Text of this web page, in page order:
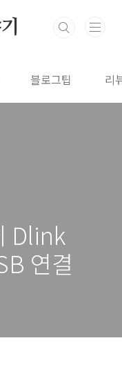
블로그팁 리
Dlink
연결